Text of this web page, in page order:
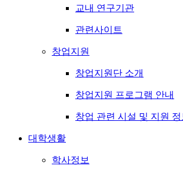
교내 연구기관
관련사이트
창업지원
창업지원단 소개
창업지원 프로그램 안내
창업 관련 시설 및 지원 정
대학생활
학사정보